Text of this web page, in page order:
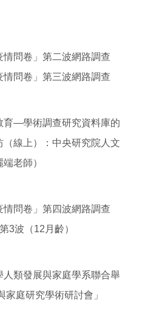
情問卷」第二波網路調查
情問卷」第三波網路調查
育—學術調查研究資料庫的
線上）：中央研究院人文
老師）
情問卷」第四波網路調查
3波（12月齡）
類發展與家庭學系聯合舉
庭研究學術研討會」